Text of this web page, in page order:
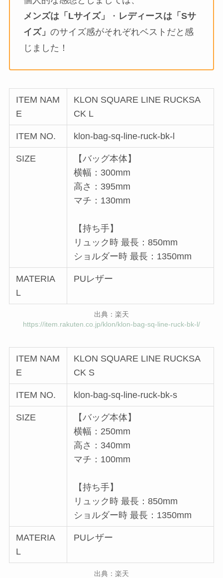
メンズは「Lサイズ」
・ レディースは「Sサ
イズ」 のサイズ感がそれぞれベストだと感
じました！
ITEM NAM
E
KLON SQUARE LINE RUCKSA
CK L
ITEM NO. klon-bag-sq-line-ruck-bk-l
SIZE
【バッグ本体】
横幅：300mm
高さ：395mm
マチ：130mm
【持ち手】
リュック時 最長：850mm
ショルダー時 最長：1350mm
MATERIA
L
PUレザー
出典：楽天
https://item.rakuten.co.jp/klon/klon-bag-sq-line-ruck-bk-l/
ITEM NAM
E
KLON SQUARE LINE RUCKSA
CK S
ITEM NO. klon-bag-sq-line-ruck-bk-s
SIZE
【バッグ本体】
横幅：250mm
高さ：340mm
マチ：100mm
【持ち手】
リュック時 最長：850mm
ショルダー時 最長：1350mm
MATERIA
L
PUレザー
出典：楽天